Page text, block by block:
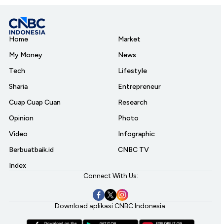
Home
My Money
Tech
Sharia
Cuap Cuap Cuan
Opinion
Video
Berbuatbaik.id
Index
Market
News
Lifestyle
Entrepreneur
Research
Photo
Infographic
CNBC TV
Connect With Us:
Download aplikasi CNBC Indonesia: